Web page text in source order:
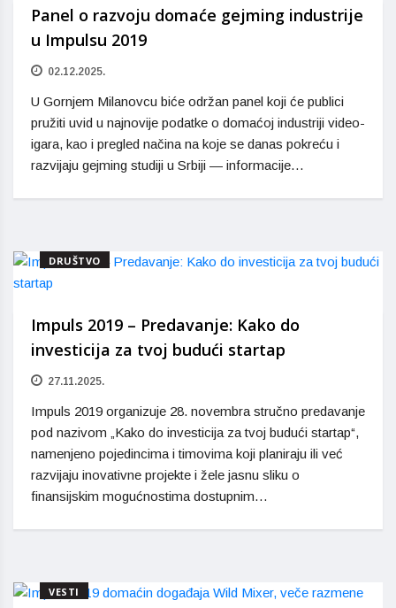
Panel o razvoju domaće gejming industrije
u Impulsu 2019
02.12.2025.
U Gornjem Milanovcu biće održan panel koji će publici
pružiti uvid u najnovije podatke o domaćoj industriji video-
igara, kao i pregled načina na koje se danas pokreću i
razvijaju gejming studiji u Srbiji — informacije…
DRUŠTVO
Impuls 2019 – Predavanje: Kako do
investicija za tvoj budući startap
27.11.2025.
Impuls 2019 organizuje 28. novembra stručno predavanje
pod nazivom „Kako do investicija za tvoj budući startap“,
namenjeno pojedincima i timovima koji planiraju ili već
razvijaju inovativne projekte i žele jasnu sliku o
finansijskim mogućnostima dostupnim…
VESTI